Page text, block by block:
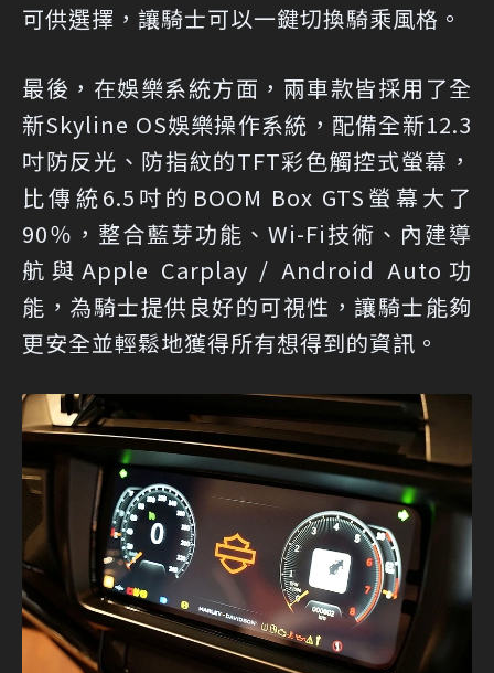
可供選擇，讓騎士可以一鍵切換騎乘風格。
最後，在娛樂系統方面，兩車款皆採用了全
新Skyline OS娛樂操作系統，配備全新12.3
吋防反光、防指紋的TFT彩色觸控式螢幕，
比傳統6.5吋的BOOM Box GTS螢幕大了
90％，整合藍芽功能、Wi-Fi技術、內建導
航與Apple Carplay / Android Auto功
能，為騎士提供良好的可視性，讓騎士能夠
更安全並輕鬆地獲得所有想得到的資訊。